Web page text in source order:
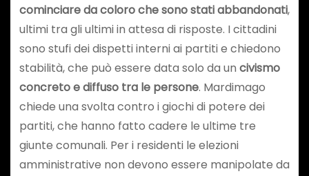
cominciare da coloro che sono stati abbandonati,
ultimi tra gli ultimi in attesa di risposte. I cittadini
sono stufi dei dispetti interni ai partiti e chiedono
stabilità, che può essere data solo da un civismo
concreto e diffuso tra le persone. Mardimago
chiede una svolta contro i giochi di potere dei
partiti, che hanno fatto cadere le ultime tre
giunte comunali. Per i residenti le elezioni
amministrative non devono essere manipolate da